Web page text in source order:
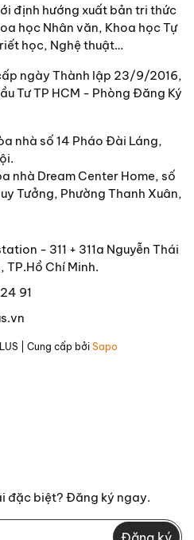
định hướng xuất bản tri thức
học Nhân văn, Khoa học Tự
học, Nghệ thuật…
ngày Thành lập 23/9/2016,
Tư TP HCM - Phòng Đăng Ký
nhà số 14 Pháo Đài Láng,
nhà Dream Center Home, số
Tưởng, Phường Thanh Xuân,
- 311 + 311a Nguyễn Thái
TP.Hồ Chí Minh.
91
| Cung cấp bởi Sapo
đặc biệt? Đăng ký ngay.